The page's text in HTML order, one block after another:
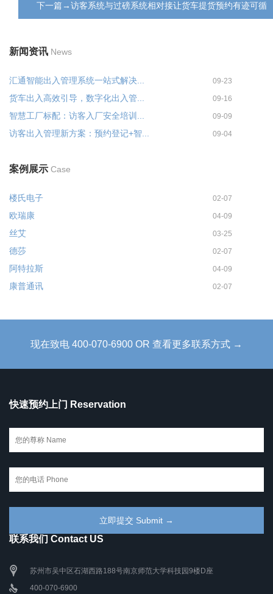
下一篇→访客系统与过磅系统相对接让货车提货预约有迹可循
新闻资讯 News
汇通智能出入管理系统一站式解决... 09-23
货车出入高效引导，数字化出入管... 09-16
智慧工厂标配：访客入厂安全培训... 09-09
访客出入管理新方案：预约登记+智... 09-04
案例展示 Case
楼氏电子 02-07
欧瑞康 04-09
丝艾 03-25
德莎 02-07
阿特拉斯 04-09
康普通讯 02-07
现在致电 400-070-6900 OR 查看更多联系方式 →
快速预约上门 Reservation
联系我们 Contact US
苏州市吴中区石湖西路188号南京师范大学科技园9楼D座
400-070-6900